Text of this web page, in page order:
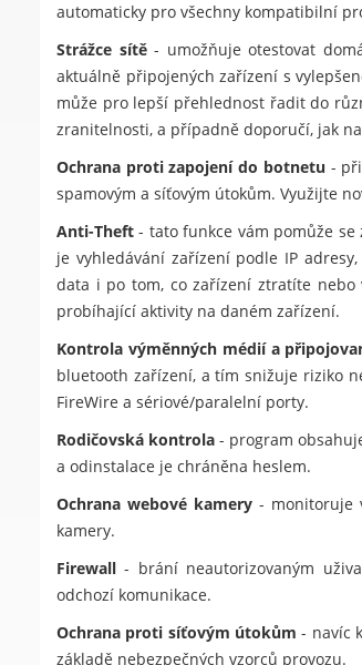
automaticky pro všechny kompatibilní
Strážce sítě- umožňuje otestovat
aktuálně připojených zařízení s
může pro lepší přehlednost řadit do
zranitelnosti, a případně doporučí, jak
Ochrana proti zapojení do botnetu -
spamovým a síťovým útokům. Využijte
Anti-Theft - tato funkce vám pomůže
je vyhledávání zařízení podle IP
data i po tom, co zařízení ztratíte nebo
probíhající aktivity na daném zařízení.
Kontrola výměnných médií a
bluetooth zařízení, a tím snižuje riziko
FireWire a sériové/paralelní porty.
Rodičovská kontrola - program
a odinstalace je chráněna heslem.
Ochrana webové kamery- monitoruje
kamery.
Firewall - brání neautorizovaným
odchozí komunikace.
Ochrana proti síťovým útokům - navíc
základě nebezpečných vzorců provozu.